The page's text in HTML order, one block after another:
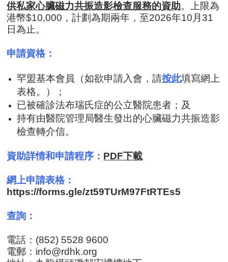
供私家心臟磁力共振造影檢查服務的資助。上限為
港幣$10,000，計劃為期兩年，至2026年10月31
日為止。
申請資格：
罕盟基本會員（如欲申請入會，請按此填寫網上
表格。）；
已被確診法布瑞氏症的公立醫院患者；及
持有由醫院管理局醫生發出的心臟磁力共振造影
檢查轉介信。
資助詳情和申請程序： PDF下載
網上申請表格：
https://forms.gle/zt59TUrM97FtRTEs5
查詢：
電話：(852) 5528 9600
電郵： info@rdhk.org